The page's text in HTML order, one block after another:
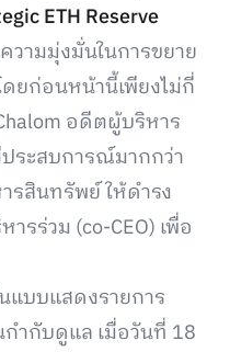
ETH Reserve
วามมุ่งมั่นในการขยาย
ยก่อนหน้านี้เพียงไม่กี่
อดีตผู้บริหาร
ระสบการณ์มากกว่า
รสินทรัพย์ ให้ดำรง
รร่วม (co-CEO) เพื่อ
แบบแสดงรายการ
ำกับดูแล เมื่อวันที่ 18